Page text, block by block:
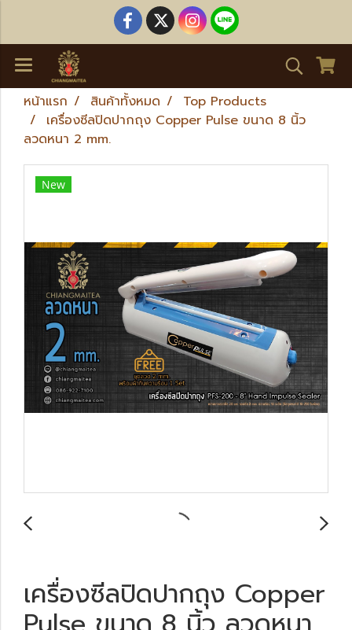
หน้าแรก สินค้าทั้งหมด
Top Products
เครื่องซีลปิดปากถุง Copper Pulse ขนาด 8 นิ้ว
ลวดหนา 2 mm.
New
เครื่องซีลปิดปากถุง Copper